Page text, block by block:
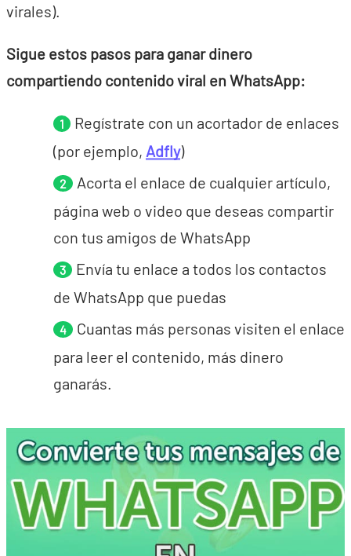
virales).
Sigue estos pasos para ganar dinero
compartiendo contenido viral en WhatsApp:
Regístrate con un acortador de enlaces
(por ejemplo, Adfly)
Acorta el enlace de cualquier artículo,
página web o video que deseas compartir
con tus amigos de WhatsApp
Envía tu enlace a todos los contactos
de WhatsApp que puedas
Cuantas más personas visiten el enlace
para leer el contenido, más dinero
ganarás.